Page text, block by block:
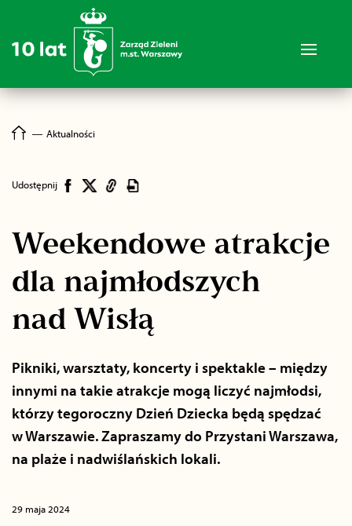
― Aktualności
Udostępnij
Weekendowe atrakcje
dla najmłodszych
nad Wisłą
Pikniki, warsztaty, koncerty i spektakle – między
innymi na takie atrakcje mogą liczyć najmłodsi,
którzy tegoroczny Dzień Dziecka będą spędzać
w Warszawie. Zapraszamy do Przystani Warszawa,
na plaże i nadwiślańskich lokali.
29 maja 2024